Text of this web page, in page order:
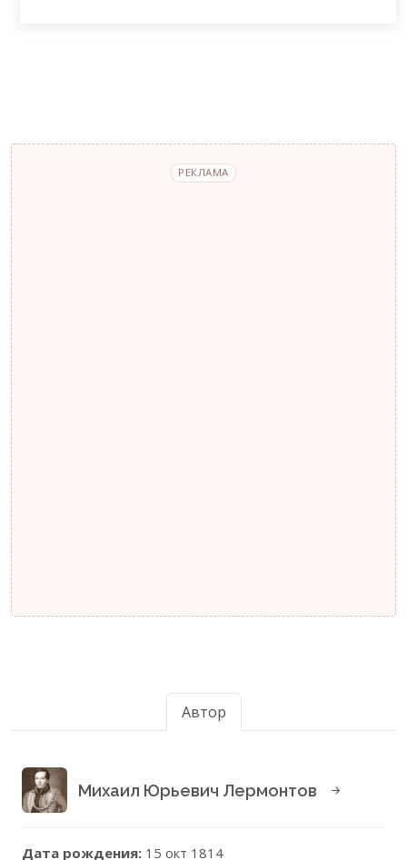
РЕКЛАМА
Автор
Михаил Юрьевич Лермонтов
Дата рождения: 15 окт 1814